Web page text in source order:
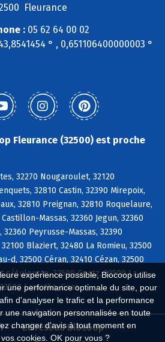
expérience possible, Biocoop utilise
une performance optimale du site, pour
d'analyser le trafic et la performance
une navigation personnalisée en toute
changer d'avis à tout moment en
cookies. OK pour vous ?
Fleurance
: 05 62 64 00 02
° , 0,651106400000003 °
Fleurance (32500) est proche
32270 Nougaroulet, 32120
32810 Castin, 32390 Mirepoix,
32810 Preignan, 32810 Roquelaure,
Massas, 32360 Jegun, 32360
32360 Peyrusse-Massas, 32390
Blaziert, 32480 La Romieu, 32500
d, 32500 Céran, 32410 Cézan, 32500
s/Aulouste, 32500 Goutz, 32500 La
Lamothe-Goas
Le réseau Biocoop